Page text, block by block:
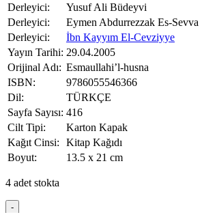
Derleyici:
Yusuf Ali Büdeyvi
Derleyici:
Eymen Abdurrezzak Es-Sevva
Derleyici:
İbn Kayyım El-Cevziyye
Yayın Tarihi: 29.04.2005
Orijinal Adı: Esmaullahi’l-husna
ISBN:
9786055546366
Dil:
TÜRKÇE
Sayfa Sayısı: 416
Cilt Tipi:
Karton Kapak
Kağıt Cinsi:
Kitap Kağıdı
Boyut:
13.5 x 21 cm
4 adet stokta
-